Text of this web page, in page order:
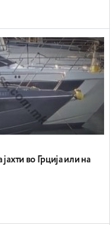
во Грција или на